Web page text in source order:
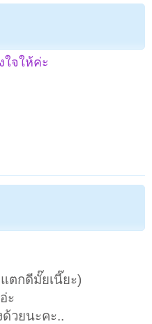
ใจให้ค่ะ
ตกดีมั๊ยเนี๊ยะ)
ะ
ด้วยนะคะ..